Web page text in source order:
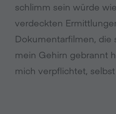
schlimm sein würde
verdeckten
Dokumentarfilmen, die
mein Gehirn gebrannt
mich verpflichtet,